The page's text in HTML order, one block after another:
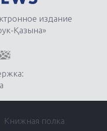
издание
Қазына»
Книжная полка